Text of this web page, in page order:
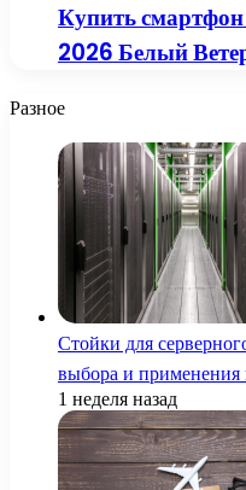
Купить
2026 Белый
Разное
Стойки для
выбора и применения
1 неделя назад